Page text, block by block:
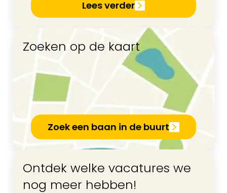
Lees verder
Zoeken op de kaart
Zoek een baan in de buurt
Ontdek welke vacatures we
nog meer hebben!